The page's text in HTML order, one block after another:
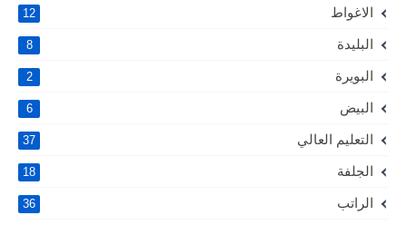
الاغواط 12
البليدة 8
البويرة 2
البيض 6
التعليم العالي 37
الجلفة 18
الراتب 36